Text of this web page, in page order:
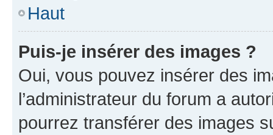
Haut
Puis-je insérer des images ?
Oui, vous pouvez insérer des
l’administrateur du forum a
pourrez transférer des images